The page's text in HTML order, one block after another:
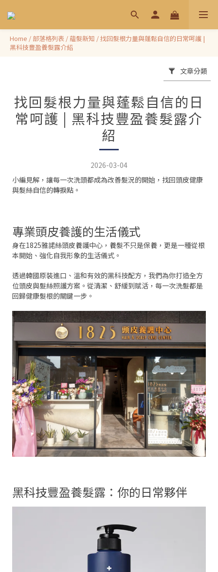
Home / 部落格列表 /蘊髮新知 /找回髮根力量與蓬鬆自信的日常呵護 |
黑科技豐盈養髮露介紹
文章分類
找回髮根力量與蓬鬆自信的日
常呵護 | 黑科技豐盈養髮露介
紹
2026-03-04
小編見解，讓每一次洗頭都成為改善髮況的開始，找回頭皮健康
與髮絲自信的轉捩點。
專業頭皮養護的生活儀式
身在1825雅諾絲頭皮養護中心，養髮不只是保養，更是一種從根
本開始、強化自我形象的生活儀式。
透過韓國原裝進口、溫和有效的黑科技配方，我們為你打造全方
位頭皮與髮絲照護方案。從清潔、舒緩到賦活，每一次洗髮都是
回歸健康髮根的關鍵一步。
黑科技豐盈養髮露：你的日常夥伴